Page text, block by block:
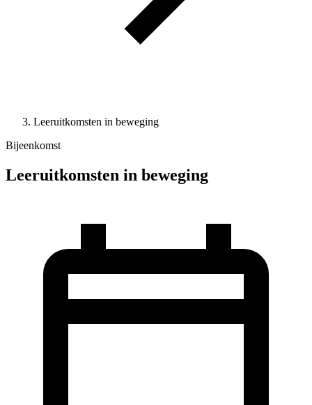
Leeruitkomsten in beweging
Bijeenkomst
Leeruitkomsten in beweging